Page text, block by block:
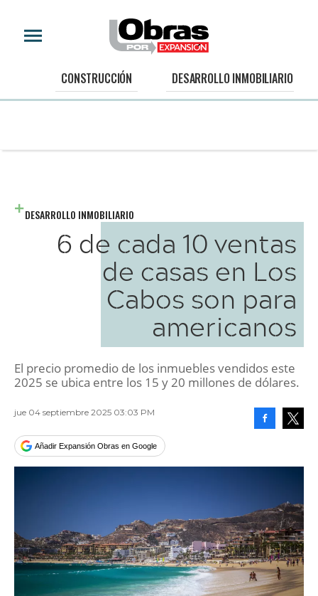
CONSTRUCCIÓN DESARROLLO INMOBILIARIO
DESARROLLO INMOBILIARIO
6 de cada 10 ventas
de casas en Los
Cabos son para
americanos
El precio promedio de los inmuebles vendidos este
2025 se ubica entre los 15 y 20 millones de dólares.
jue 04 septiembre 2025 03:03 PM
Añadir Expansión Obras en Google